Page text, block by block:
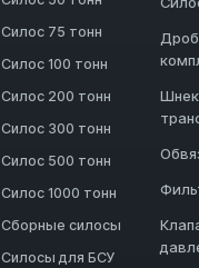
Силос 75 тонн
Силос 100 тонн
Силос 200 тонн
Силос 300 тонн
Силос 500 тонн
Силос 1000 тонн
Сборные силосы
Силосы для БСУ